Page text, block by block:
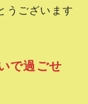
うございます
で過ごせ